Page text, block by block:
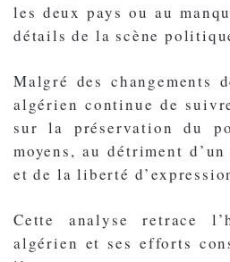
les deux pays ou au
détails de la scène
Malgré des changements
algérien continue de
sur la préservation du
moyens, au détriment
et de la liberté
Cette analyse retrace
algérien et ses efforts